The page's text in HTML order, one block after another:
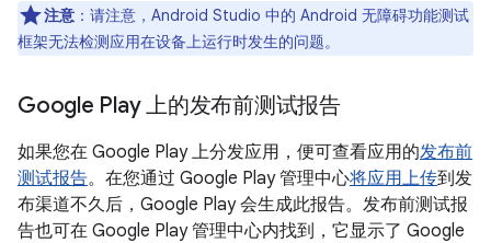
注意 ：请注意，Android Studio 中的 Android 无障碍功能测试
框架无法检测应用在设备上运行时发生的问题。
Google Play 上的发布前测试报告
如果您在 Google Play 上分发应用，便可查看应用的发布前
测试报告。在您通过 Google Play 管理中心将应用上传到发
布渠道不久后，Google Play 会生成此报告。发布前测试报
告也可在 Google Play 管理中心内找到，它显示了 Google